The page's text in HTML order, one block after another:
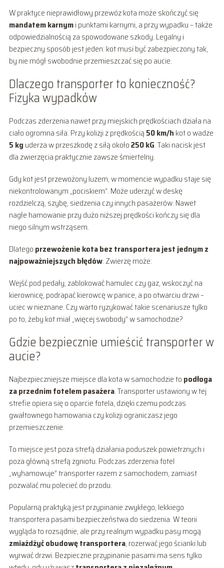
W praktyce nieprawidłowy przewóz kota może skończyć się
mandatem karnymi punktami karnymi, a przy wypadku – także
odpowiedzialnością za spowodowane szkody. Legalny i
bezpieczny sposób jest jeden: kot musi być zabezpieczony tak,
by nie mógł swobodnie przemieszczać się po aucie.
Dlaczego transporter to konieczność?
Fizyka wypadków
Podczas zderzenia nawet przy miejskich prędkościach działa na
ciało ogromna siła. Przy kolizji z prędkością 50 km/h kot o wadze
5 kg uderza w przeszkodę z siłą około250 kG. Taki nacisk jest
dla zwierzęcia praktycznie zawsze śmiertelny.
Gdy kot jest przewożony luzem, w momencie wypadku staje się
niekontrolowanym „pociskiem”. Może uderzyć w deskę
rozdzielczą, szybę, siedzenia czy innych pasażerów. Nawet
nagłe hamowanie przy dużo niższej prędkości kończy się dla
niego silnym wstrząsem.
Dlatego przewożenie kota bez transportera jest jednym z
najpoważniejszych błędów. Zwierzę może:
Wejść pod pedały, zablokować hamulec czy gaz, wskoczyć na
kierownicę, podrapać kierowcę w panice, a po otwarciu drzwi –
uciec w nieznane. Czy warto ryzykować takie scenariusze tylko
po to, żeby kot miał „więcej swobody” w samochodzie?
Gdzie bezpiecznie umieścić transporter w
aucie?
Najbezpieczniejsze miejsce dla kota w samochodzie to podłoga
za przednim fotelem pasażera. Transporter ustawiony w tej
strefie opiera się o oparcie fotela, dzięki czemu podczas
gwałtownego hamowania czy kolizji ograniczasz jego
przemieszczenie.
To miejsce jest poza strefą działania poduszek powietrznych i
poza główną strefą zgniotu. Podczas zderzenia fotel
„wyhamowuje” transporter razem z samochodem, zamiast
pozwalać mu polecieć do przodu.
Popularną praktyką jest przypinanie zwykłego, lekkiego
transportera pasami bezpieczeństwa do siedzenia. W teorii
wygląda to rozsądnie, ale przy realnym wypadku pasy mogą
zmiażdżyć obudowę transportera, rozerwać jego ścianki lub
wyrwać drzwi. Bezpieczne przypinanie pasami ma sens tylko